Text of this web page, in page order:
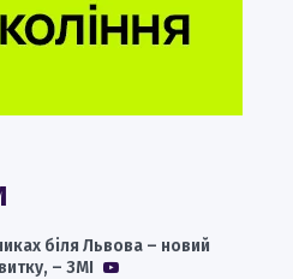
біля Львова – новий
– ЗМІ